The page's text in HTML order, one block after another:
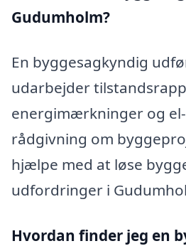
Gudumholm?
En byggesagkyndig
udarbejder
energimærkninger og
rådgivning om
hjælpe med at løse
udfordringer i
Hvordan finder jeg en